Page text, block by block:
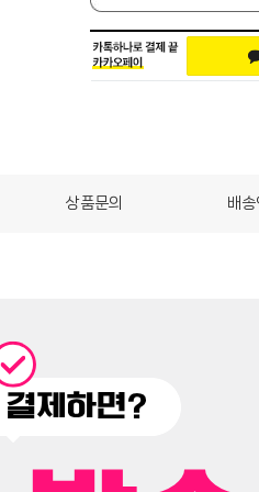
상품문의 배